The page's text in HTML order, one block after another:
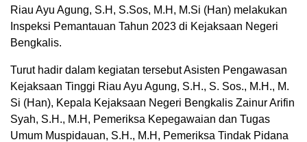
Riau Ayu Agung, S.H, S.Sos, M.H, M.Si (Han) melakukan
Inspeksi Pemantauan Tahun 2023 di Kejaksaan Negeri
Bengkalis.
Turut hadir dalam kegiatan tersebut Asisten Pengawasan
Kejaksaan Tinggi Riau Ayu Agung, S.H., S. Sos., M.H., M.
Si (Han), Kepala Kejaksaan Negeri Bengkalis Zainur Arifin
Syah, S.H., M.H, Pemeriksa Kepegawaian dan Tugas
Umum Muspidauan, S.H., M.H, Pemeriksa Tindak Pidana